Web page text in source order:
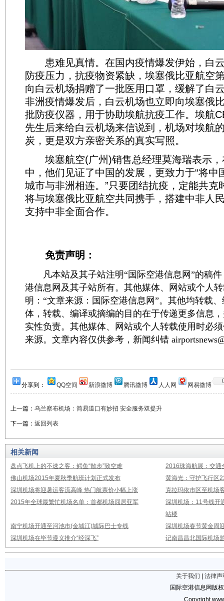
患难见真情。在国内疫情爆发伊始，白
防疫压力，抗疫物资紧缺，埃塞俄比亚航空
向白云机场捐赠了一批医用口罩，缓解了白
非洲疫情爆发后，白云机场也立即向埃塞俄
批防疫仪器，用于协助埃航抗疫工作。埃航
先生后来给白云机场来信说到，机场对埃航
炭，更是双方亲密关系的真实写照。
埃塞航空(广州)销售总经理莫海瑞表示，
中，他们见证了中国的发展，更致力于“将中
城市与非洲相连。”只要团结抗疫，定能共克
将与埃塞俄比亚航空共同携手，搭建中非人
支持中非全面合作。
免责声明：
凡本站及其子站注明“国际空港信息网”的稿件
港信息网及其子站所有。其他媒体、网站或个人
明：“文章来源：国际空港信息网”。其他均转载
体，转载、编译或摘编的目的在于传递更多信息
实性负责。其他媒体、网站或个人转载使用时必
来源。文章内容仅供参考，新闻纠错
分享到： QQ空间 新浪微博 腾讯微博 人人网 网易微博
上一篇： 乌兰察布机场：简易道口有妙招 安全服务双提升
下一篇： 返回列表
相关新闻
盘点飞机上的不速之客：鳄鱼“散步”致空难
2016珠海航展：交通
佛山机场2015年夏秋季航班计划正式发布
黄海光：守护飞行区
深圳机场将迎暑运客流高峰 热门航票价小幅上涨
克拉玛依市区至机场
2015年全球最繁忙机场名单：首都机场屈居亚军
深圳机场：11号线开
站楼
南宁机场开通至河池市(金城江)城际巴士专线
深圳机场春节黄金周
深圳机场在毕节遵义推介“经深飞”
记南昌昌北国际机场
关于我们
法律声
国际空港信息网版
Copyright